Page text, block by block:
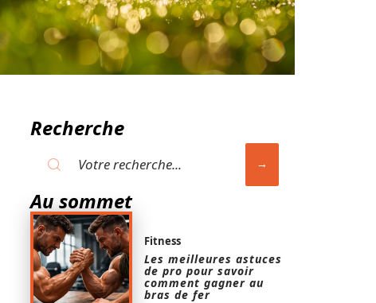
Recherche
Au sommet
Fitness
Les meilleures astuces
de pro pour savoir
comment gagner au
bras de fer